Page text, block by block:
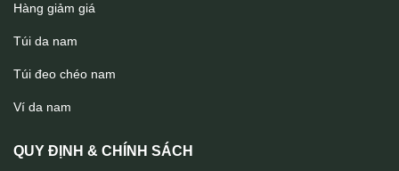
Clutch cầm tay da bò nam tính CLT51
Hàng giảm giá
Túi da nam
Túi đeo chéo nam
Ví da nam
QUY ĐỊNH & CHÍNH SÁCH